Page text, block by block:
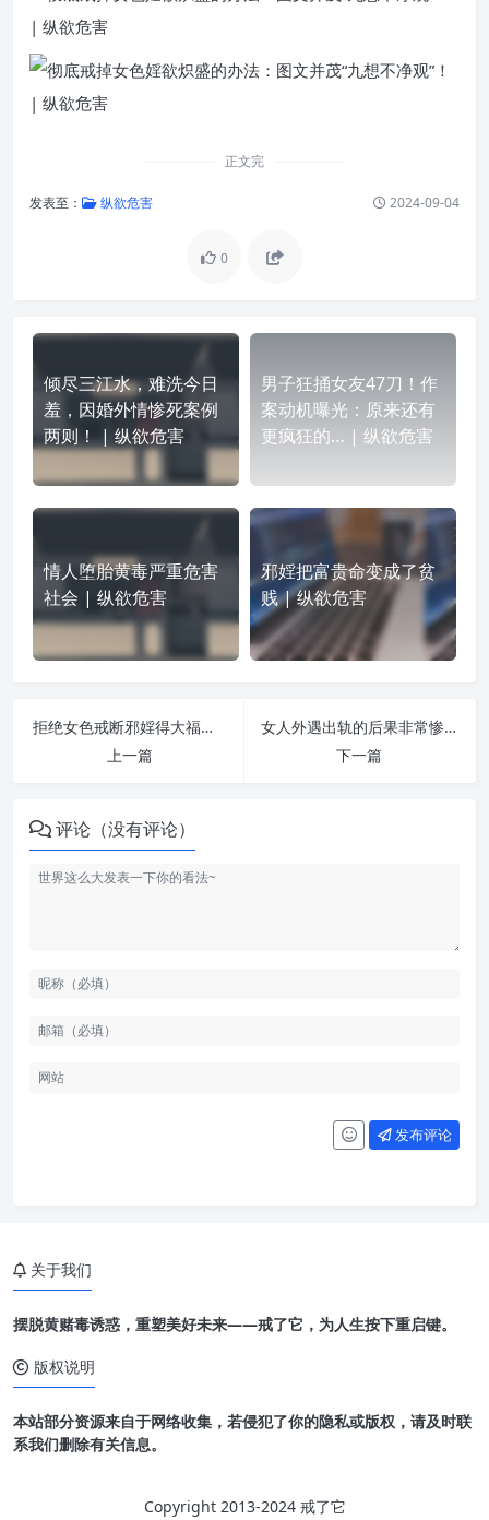
正文完
发表至： 纵欲危害 2024-09-04
0
倾尽三江水，难洗今日
羞，因婚外情惨死案例
两则！ | 纵欲危害
男子狂捅女友47刀！作
案动机曝光：原来还有
更疯狂的… | 纵欲危害
情人堕胎黄毒严重危害
社会 | 纵欲危害
邪婬把富贵命变成了贫
贱 | 纵欲危害
拒绝女色戒断邪婬得大福报之43个福善案例！ | 纵欲危害
上一篇
女人外遇出轨的后果非常惨重，其严重程度远超男人！ | 纵欲危害
下一篇
评论（没有评论）
发布评论
关于我们
摆脱黄赌毒诱惑，重塑美好未来——戒了它，为人生按下重启键。
版权说明
本站部分资源来自于网络收集，若侵犯了你的隐私或版权，请及时联
系我们删除有关信息。
Copyright 2013-2024 戒了它